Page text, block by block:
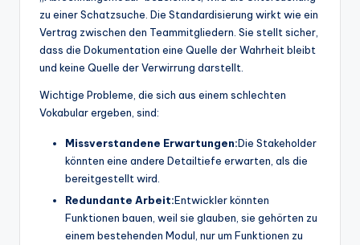
zu einer Schatzsuche. Die Standardisierung wirkt wie ein
Vertrag zwischen den Teammitgliedern. Sie stellt sicher,
dass die Dokumentation eine Quelle der Wahrheit bleibt
und keine Quelle der Verwirrung darstellt.
Wichtige Probleme, die sich aus einem schlechten
Vokabular ergeben, sind:
Missverstandene Erwartungen:Die Stakeholder
könnten eine andere Detailtiefe erwarten, als die
bereitgestellt wird.
Redundante Arbeit:Entwickler könnten
Funktionen bauen, weil sie glauben, sie gehörten zu
einem bestehenden Modul, nur um Funktionen zu